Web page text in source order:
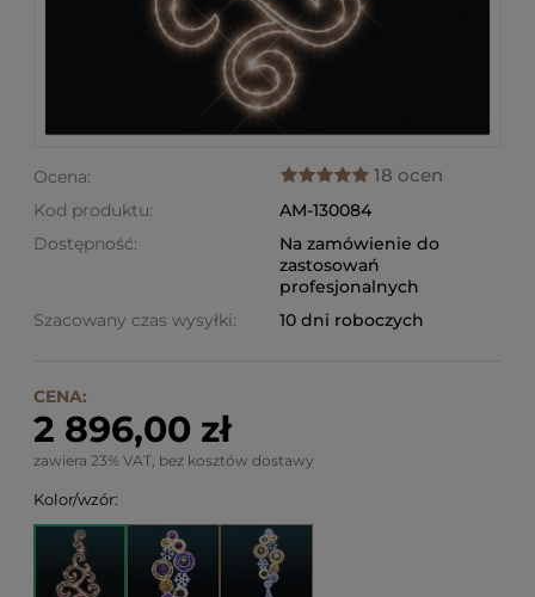
Ocena: 18 ocen
Kod produktu:
AM-130084
Dostępność:
Na zamówienie do
zastosowań
profesjonalnych
Szacowany czas wysyłki:
10 dni roboczych
CENA:
2 896,00 zł
zawiera 23% VAT, bez kosztów dostawy
Kolor/wzór: